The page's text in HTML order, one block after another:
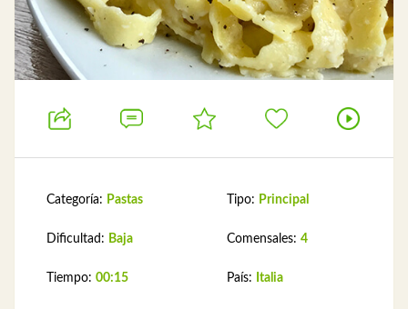
Categoría: Pastas
Dificultad: Baja
Tiempo: 00:15
Tipo: Principal
Comensales: 4
País: Italia